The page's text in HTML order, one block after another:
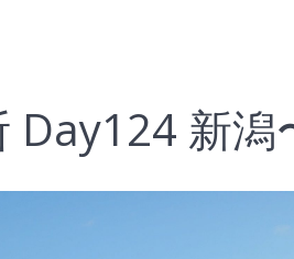
Day124 新潟